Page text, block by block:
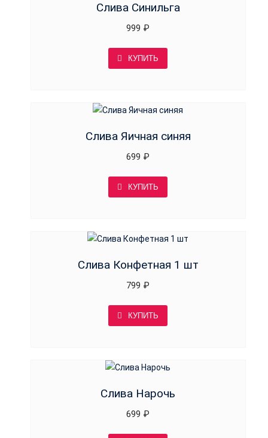
Слива Синильга
999 ₽
КУПИТЬ
Слива Яичная синяя
699 ₽
КУПИТЬ
Слива Конфетная 1 шт
799 ₽
КУПИТЬ
Слива Нарочь
699 ₽